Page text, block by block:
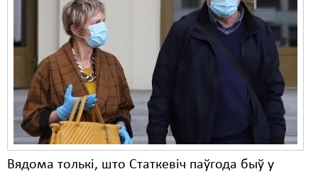
Вядома толькі, што Статкевіч паўгода быў у